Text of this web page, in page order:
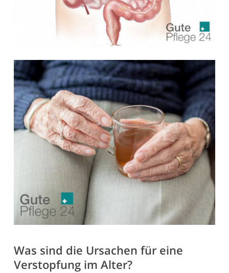
Was sind die Ursachen für eine
Verstopfung im Alter?